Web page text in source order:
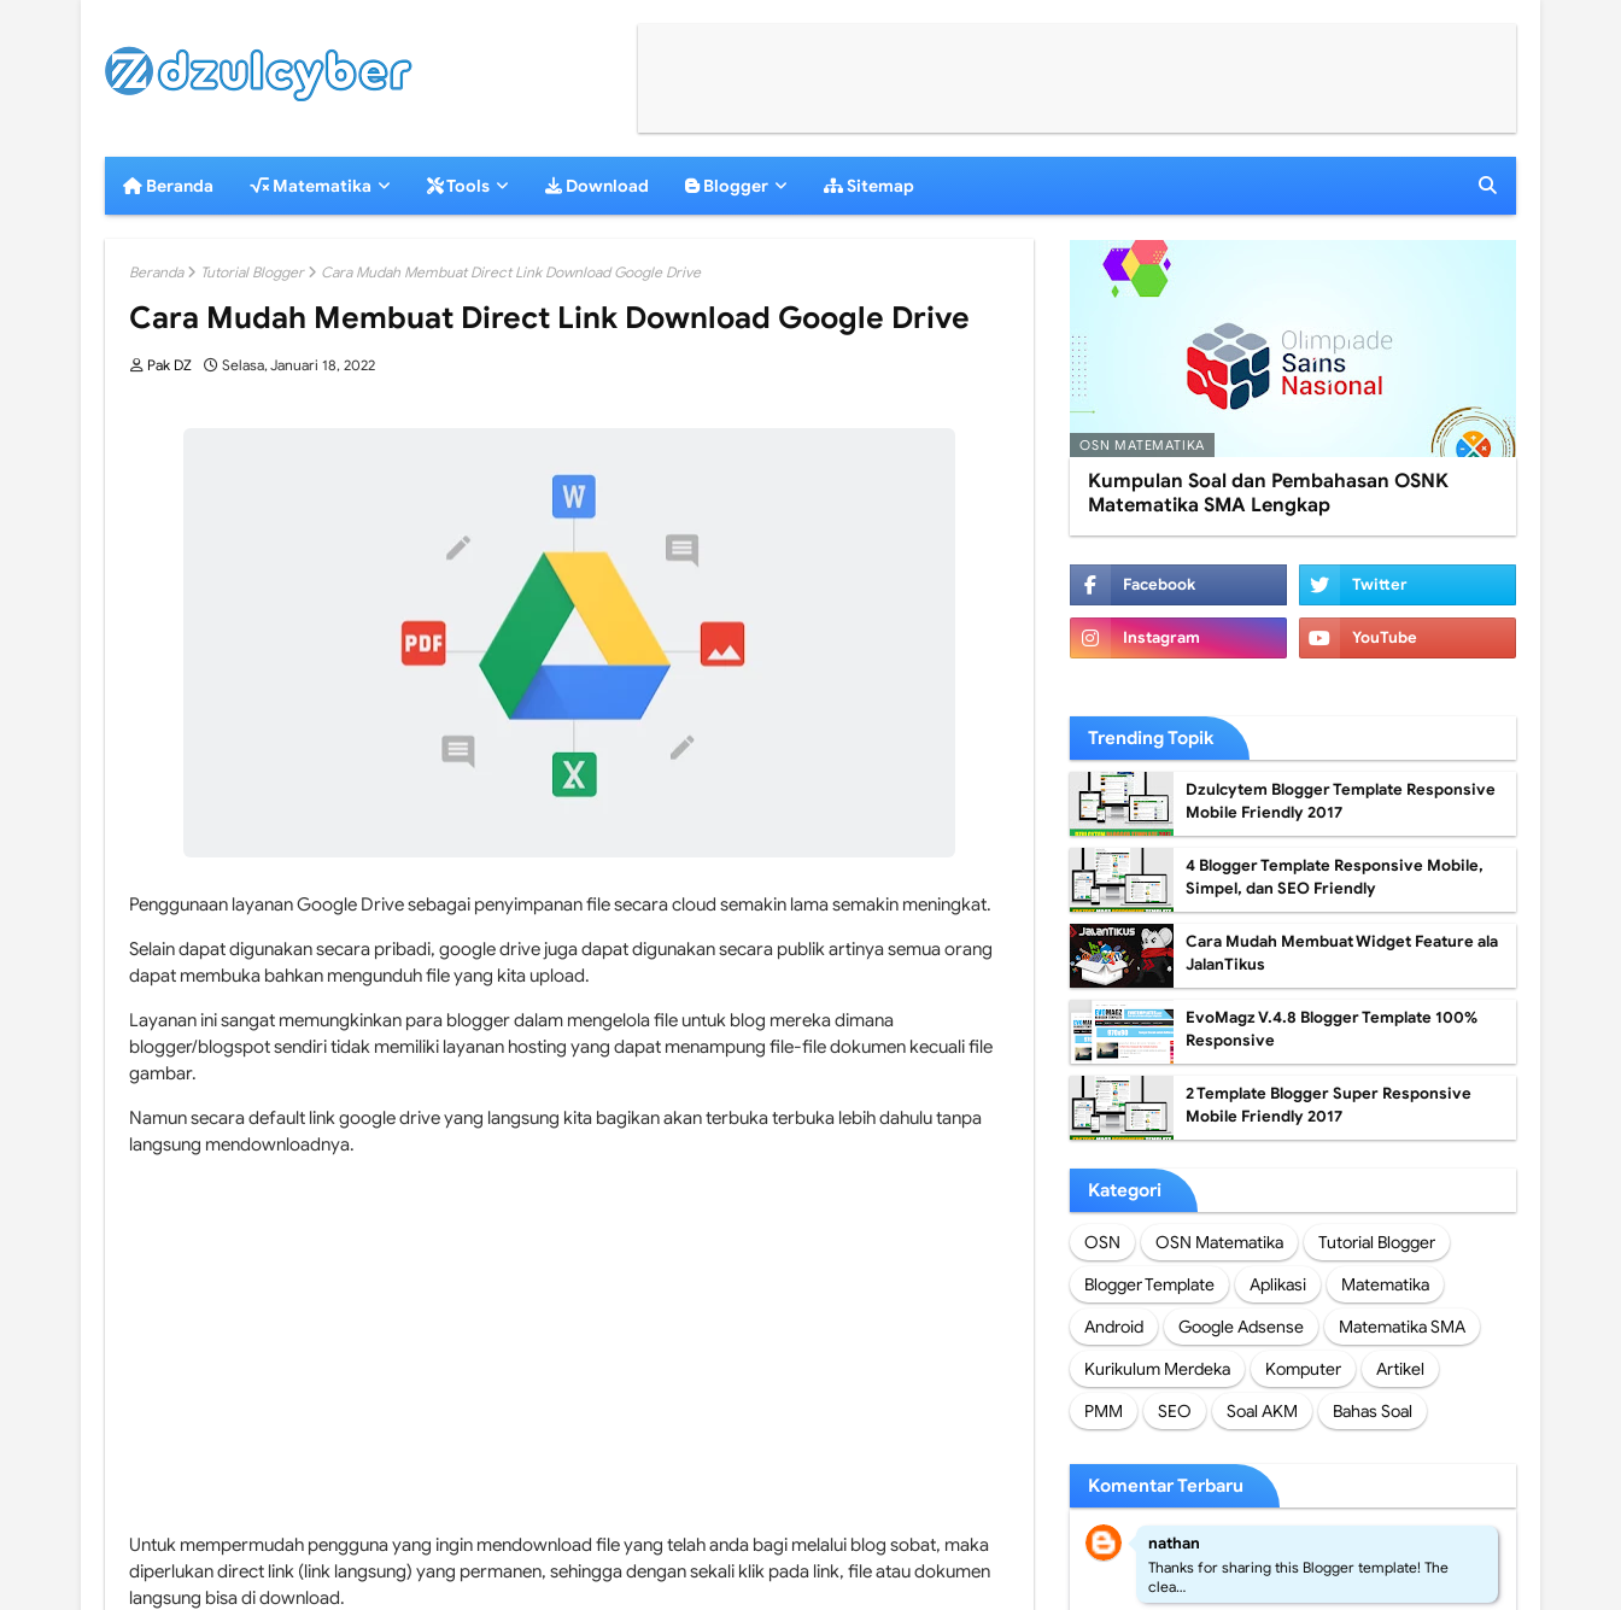
Beranda Matematika Tools Download Blogger Sitemap
Beranda Tutorial Blogger Cara Mudah Membuat Direct Link Download Google Drive
Cara Mudah Membuat Direct Link Download Google Drive
Pak DZ Selasa, Januari 18, 2022
Penggunaan layanan Google Drive sebagai penyimpanan file secara cloud semakin lama semakin meningkat.
Selain dapat digunakan secara pribadi, google drive juga dapat digunakan secara publik artinya semua orang
dapat membuka bahkan mengunduh file yang kita upload.
Layanan ini sangat memungkinkan para blogger dalam mengelola file untuk blog mereka dimana
blogger/blogspot sendiri tidak memiliki layanan hosting yang dapat menampung file-file dokumen kecuali file
gambar.
Namun secara default link google drive yang langsung kita bagikan akan terbuka terbuka lebih dahulu tanpa
langsung mendownloadnya.
Untuk mempermudah pengguna yang ingin mendownload file yang telah anda bagi melalui blog sobat, maka
diperlukan direct link (link langsung) yang permanen, sehingga dengan sekali klik pada link, file atau dokumen
langsung bisa di download.
OSN MATEMATIKA
Kumpulan Soal dan Pembahasan OSNK
Matematika SMA Lengkap
Trending Topik
Dzulcytem Blogger Template Responsive
Mobile Friendly 2017
4 Blogger Template Responsive Mobile,
Simpel, dan SEO Friendly
Cara Mudah Membuat Widget Feature ala
JalanTikus
EvoMagz V.4.8 Blogger Template 100%
Responsive
2 Template Blogger Super Responsive
Mobile Friendly 2017
Kategori
OSN OSN Matematika
Tutorial Blogger
Blogger Template
Aplikasi
Matematika
Android
Google Adsense
Matematika SMA
Kurikulum Merdeka
Komputer
Artikel
PMM
SEO Soal AKM Bahas Soal
Komentar Terbaru
nathan
Thanks for sharing this Blogger template! The
clea…